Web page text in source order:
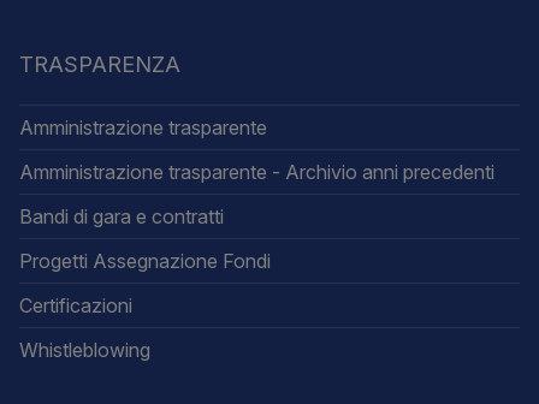
TRASPARENZA
Amministrazione trasparente
Amministrazione trasparente - Archivio anni precedenti
Bandi di gara e contratti
Progetti Assegnazione Fondi
Certificazioni
Whistleblowing